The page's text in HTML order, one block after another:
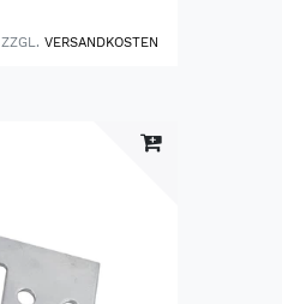
ZZGL.VERSANDKOSTEN